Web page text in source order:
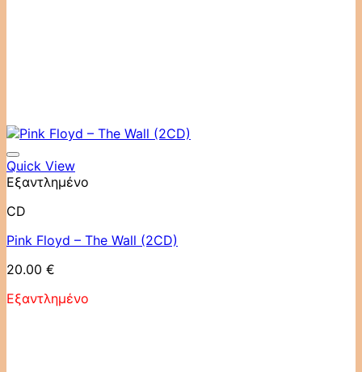
Quick View
Εξαντλημένο
CD
Pink Floyd ‎– The Wall (2CD)
20.00 €
Εξαντλημένο